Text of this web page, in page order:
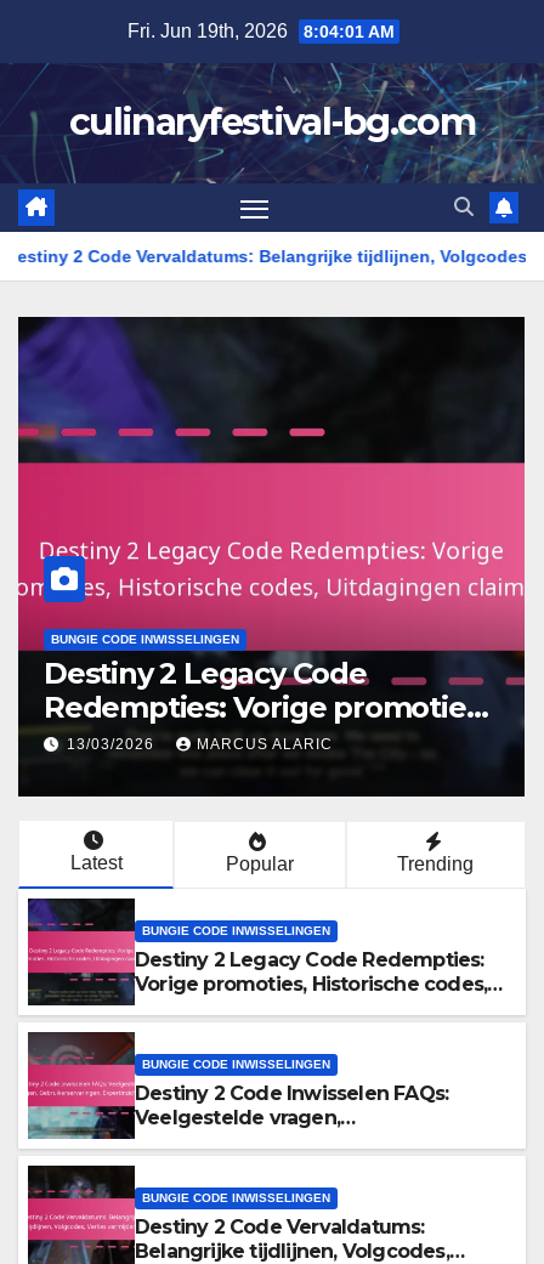
content
Fri. Jun 19th, 2026 8:04:02 AM
culinaryfestival-bg.com
Vervaldatums: Belangrijke tijdlijnen, Volgcodes, Verlies
BUNGIE CODE INWISSELINGEN
Destiny 2 Legacy Code
Redempties: Vorige promoties,
Historische codes, Uitdagingen
13/03/2026 MARCUS ALARIC
Latest Popular Trending
BUNGIE CODE INWISSELINGEN
Destiny 2 Legacy Code Redempties:
Vorige promoties, Historische codes,
BUNGIE CODE INWISSELINGEN
Destiny 2 Code Inwisselen FAQs:
Veelgestelde vragen,
BUNGIE CODE INWISSELINGEN
Destiny 2 Code Vervaldatums:
Belangrijke tijdlijnen, Volgcodes,